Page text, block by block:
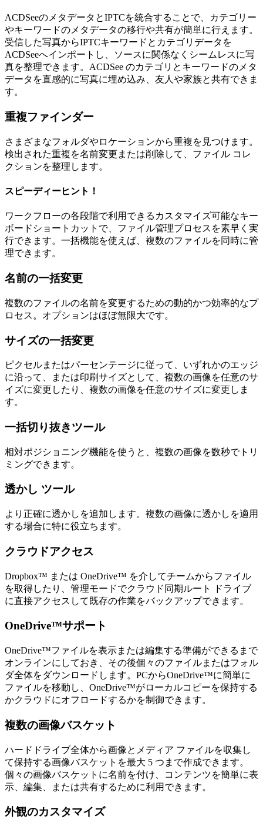
ACDSeeのメタデータとIPTCを統合することで、カテゴリー
やキーワードのメタデータの移行や共有が簡単に行えます。
受信した写真からIPTCキーワードとカテゴリデータを
ACDSeeへインポートし、ソースに関係なくシームレスに写
真を整理できます。ACDSee のカテゴリとキーワードのメタ
データを直感的に写真に埋め込み、友人や家族と共有できま
す。
重複ファインダー
さまざまなフォルダやロケーションから重複を見つけます。
検出された重複を名前変更または削除して、ファイル コレ
クションを整理します。
スピーディーヒント！
ワークフローの各段階で利用できるカスタマイズ可能なキー
ボードショートカットで、ファイル管理プロセスを素早く実
行できます。一括機能を使えば、複数のファイルを同時に管
理できます。
名前の一括変更
複数のファイルの名前を変更するための動的かつ効率的なプ
ロセス。オプションはほぼ無限大です。
サイズの一括変更
ピクセルまたはパーセンテージに従って、いずれかのエッジ
に沿って、または印刷サイズとして、複数の画像を任意のサ
イズに変更したり、複数の画像を任意のサイズに変更しま
す。
一括切り抜きツール
相対ポジショニング機能を使うと、複数の画像を数秒でトリ
ミングできます。
透かし ツール
より正確に透かしを追加します。複数の画像に透かしを適用
する場合に特に役立ちます。
クラウドアクセス
Dropbox™ または OneDrive™ を介してチームからファイル
を取得したり、管理モードでクラウド同期ルート ドライブ
に直接アクセスして既存の作業をバックアップできます。
OneDrive™サポート
OneDrive™ファイルを表示または編集する準備ができるまで
オンラインにしておき、その後個々のファイルまたはフォル
ダ全体をダウンロードします。PCからOneDrive™に簡単に
ファイルを移動し、OneDrive™がローカルコピーを保持する
かクラウドにオフロードするかを制御できます。
複数の画像バスケット
ハードドライブ全体から画像とメディア ファイルを収集し
て保持する画像バスケットを最大 5 つまで作成できます。
個々の画像バスケットに名前を付け、コンテンツを簡単に表
示、編集、または共有するために利用できます。
外観のカスタマイズ